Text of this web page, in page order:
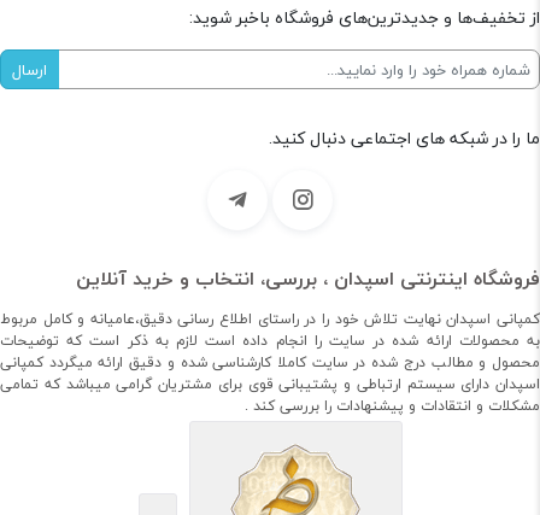
از تخفیف‌ها و جدیدترین‌های فروشگاه باخبر شوید:
ما را در شبکه های اجتماعی دنبال کنید.
فروشگاه اینترنتی اسپدان ، بررسی، انتخاب و خرید آنلاین
کمپانی اسپدان نهایت تلاش خود را در راستای اطلاع رسانی دقیق،عامیانه و کامل مربوط
به محصولات ارائه شده در سایت را انجام داده است لازم به ذکر است که توضیحات
محصول و مطالب درج شده در سایت کاملا کارشناسی شده و دقیق ارائه میگردد کمپانی
اسپدان دارای سیستم ارتباطی و پشتیبانی قوی برای مشتریان گرامی میباشد که تمامی
مشکلات و انتقادات و پیشنهادات را بررسی کند .